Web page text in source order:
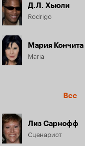
Д.Л. Хьюли
Rodrigo
Мария
Maria
Все
Лиз Сарнофф
Сценарист